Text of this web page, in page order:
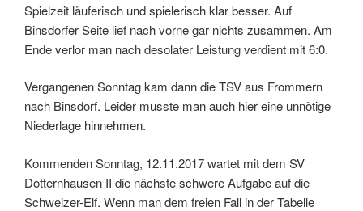
Spielzeit läuferisch und spielerisch klar besser. Auf
Binsdorfer Seite lief nach vorne gar nichts zusammen. Am
Ende verlor man nach desolater Leistung verdient mit 6:0.
Vergangenen Sonntag kam dann die TSV aus Frommern
nach Binsdorf. Leider musste man auch hier eine unnötige
Niederlage hinnehmen.
Kommenden Sonntag, 12.11.2017 wartet mit dem SV
Dotternhausen II die nächste schwere Aufgabe auf die
Schweizer-Elf. Wenn man dem freien Fall in der Tabelle